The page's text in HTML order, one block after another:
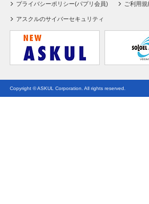
プライバシーポリシー(パプリ会員) ご利用
アスクルのサイバーセキュリティ
Copyright © ASKUL Corporation. All rights reserved.